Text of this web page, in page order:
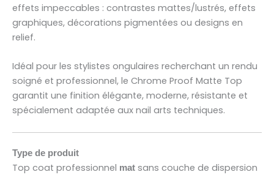
effets impeccables : contrastes mattes/lustrés, effets
graphiques, décorations pigmentées ou designs en
relief.
Idéal pour les stylistes ongulaires recherchant un rendu
soigné et professionnel, le Chrome Proof Matte Top
garantit une finition élégante, moderne, résistante et
spécialement adaptée aux nail arts techniques.
Type de produit
Top coat professionnel mat sans couche de dispersion